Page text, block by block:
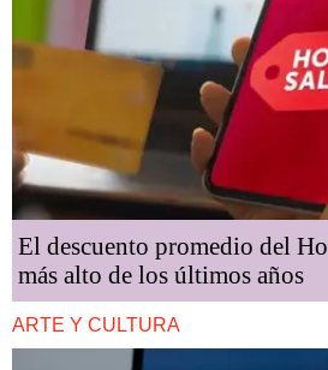
El descuento promedio del
más alto de los últimos años
ARTE Y CULTURA